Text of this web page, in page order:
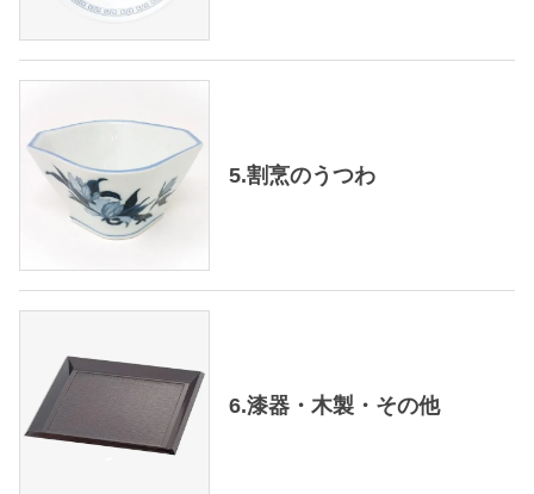
5.割烹のうつわ
6.漆器・木製・その他